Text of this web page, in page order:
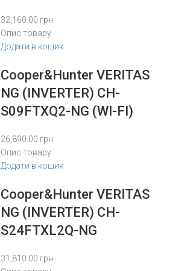
32,160.00 грн.
Опис товару
Додати в кошик
Cooper&Hunter VERITAS
NG (INVERTER) CH-
S09FTXQ2-NG (WI-FI)
26,890.00 грн.
Опис товару
Додати в кошик
Cooper&Hunter VERITAS
NG (INVERTER) CH-
S24FTXL2Q-NG
31,810.00 грн.